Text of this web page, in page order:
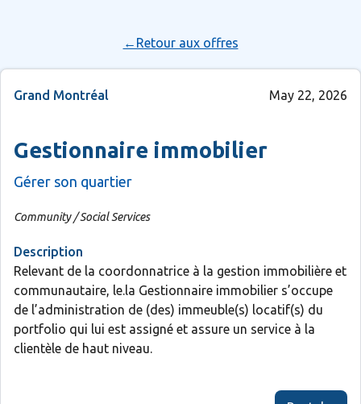
←Retour aux offres
Grand Montréal May 22, 2026
Gestionnaire immobilier
Gérer son quartier
Community / Social Services
Description
Relevant de la coordonnatrice à la gestion immobilière et
communautaire, le.la Gestionnaire immobilier s’occupe
de l’administration de (des) immeuble(s) locatif(s) du
portfolio qui lui est assigné et assure un service à la
clientèle de haut niveau.